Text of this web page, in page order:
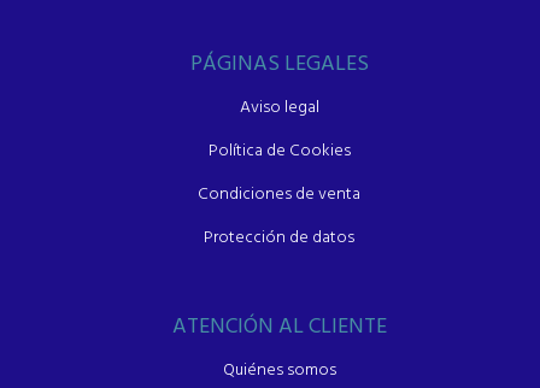
PÁGINAS LEGALES
Aviso legal
Política de Cookies
Condiciones de venta
Protección de datos
ATENCIÓN AL CLIENTE
Quiénes somos